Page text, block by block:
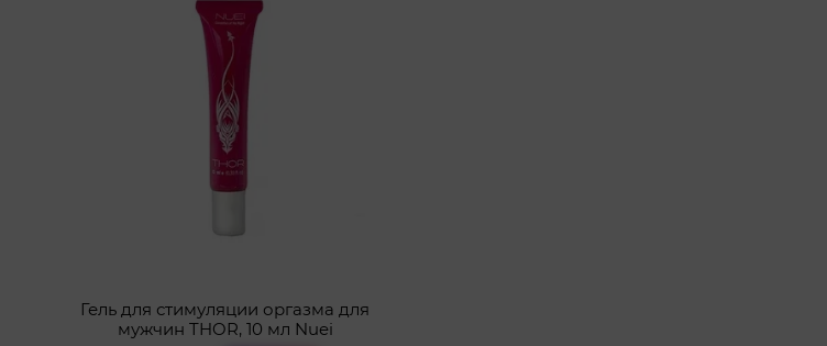
Гель для стимуляции оргазма для
мужчин THOR, 10 мл Nuei